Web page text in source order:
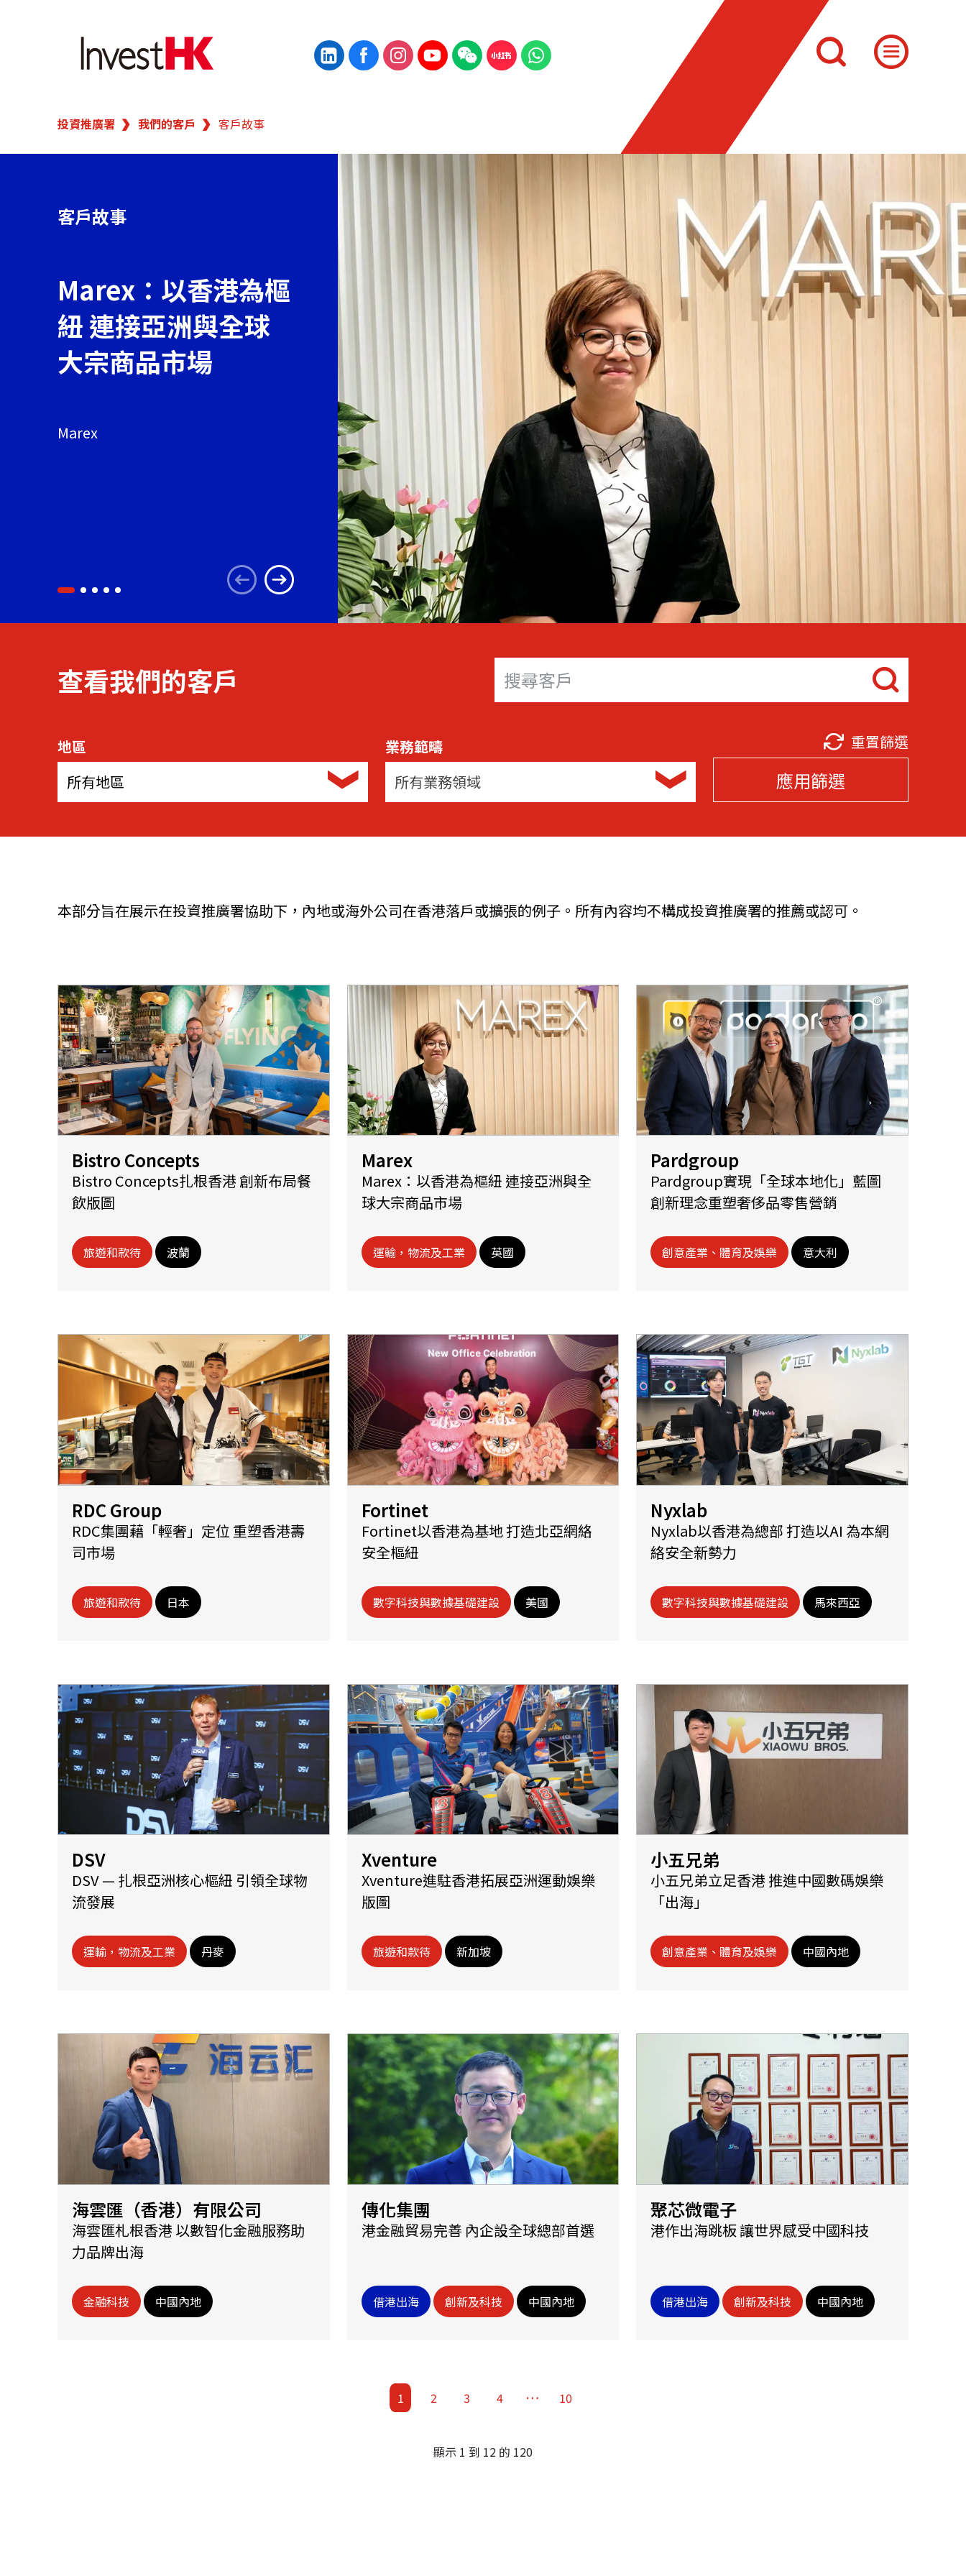
繁 简
香港營商優勢
新聞及活動
業務領域
在港開業
關於我們
快速連結
資源中心 常見問題 推薦表格
關聯網站
香港家族辦公室 FintechHK 新資本投資者入境計劃 StartmeupHK
投資推廣署 我們的客戶 客戶故事
客戶故事
Marex：以香港為樞
紐 連接亞洲與全球
大宗商品市場
Marex
查看我們的客戶
地區
所有地區
業務範疇
所有業務領域
重置篩選
應用篩選
本部分旨在展示在投資推廣署協助下，內地或海外公司在香港落戶或擴張的例子。所有內容均不構成投資推廣署的推薦或認可。
Bistro Concepts
Bistro Concepts扎根香港 創新布局餐
飲版圖
旅遊和款待 波蘭
Marex
Marex：以香港為樞紐 連接亞洲與全
球大宗商品市場
運輸，物流及工業 英國
Pardgroup
Pardgroup實現「全球本地化」藍圖
創新理念重塑奢侈品零售營銷
創意產業、體育及娛樂 意大利
RDC Group
RDC集團藉「輕奢」定位 重塑香港壽
司市場
旅遊和款待 日本
Fortinet
Fortinet以香港為基地 打造北亞網絡
安全樞紐
數字科技與數據基礎建設 美國
Nyxlab
Nyxlab以香港為總部 打造以AI 為本網
絡安全新勢力
數字科技與數據基礎建設 馬來西亞
DSV
DSV — 扎根亞洲核心樞紐 引領全球物
流發展
運輸，物流及工業 丹麥
Xventure
Xventure進駐香港拓展亞洲運動娛樂
版圖
旅遊和款待 新加坡
小五兄弟
小五兄弟立足香港 推進中國數碼娛樂
「出海」
創意產業、體育及娛樂 中國內地
海雲匯（香港）有限公司
海雲匯札根香港 以數智化金融服務助
力品牌出海
金融科技 中國內地
傳化集團
港金融貿易完善 內企設全球總部首選
借港出海 創新及科技 中國內地
聚芯微電子
港作出海跳板 讓世界感受中國科技
借港出海 創新及科技 中國內地
1 2 3 4 … 10
顯示 1 到 12 的 120